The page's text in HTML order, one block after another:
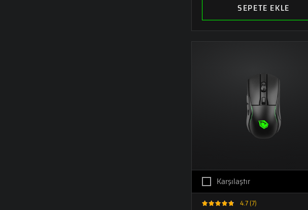
SEPETE EKLE
Karşılaştır
4.7 (7)